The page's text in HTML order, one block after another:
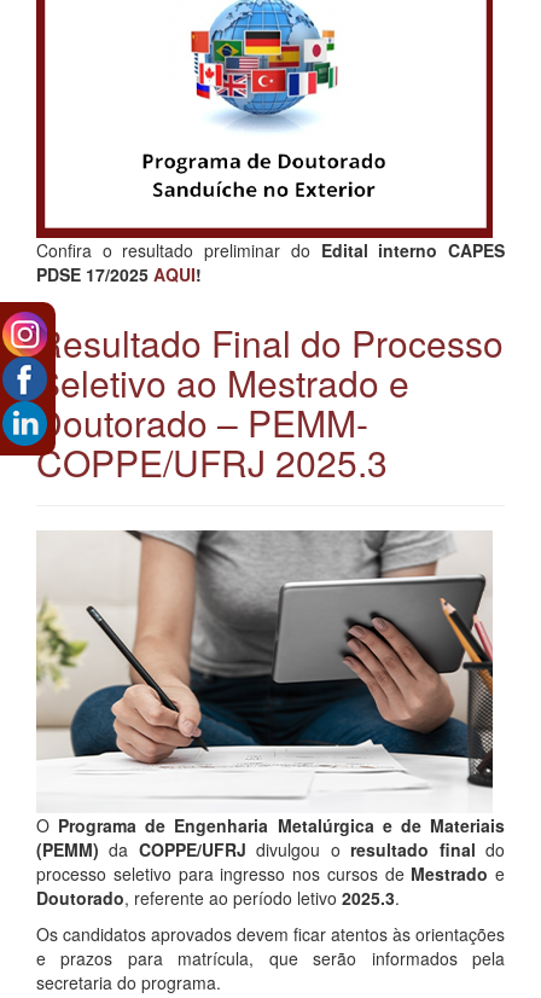
Confira o resultado preliminar do Edital interno CAPES
PDSE 17/2025 AQUI!
Resultado Final do Processo
Seletivo ao Mestrado e
Doutorado – PEMM-
COPPE/UFRJ 2025.3
O Programa de Engenharia Metalúrgica e de Materiais
(PEMM) da COPPE/UFRJ divulgou oresultado final do
processo seletivo para ingresso nos cursos de Mestrado e
Doutorado, referente ao período letivo 2025.3.
Os candidatos aprovados devem ficar atentos às orientações
e prazos para matrícula, que serão informados pela
secretaria do programa.